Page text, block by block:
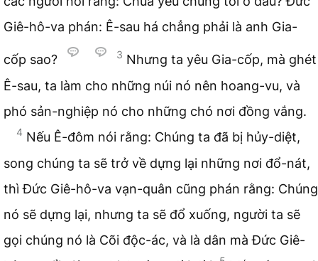
Giê-hô-va phán: Ê-sau há chẳng phải là anh Gia-
cốp sao? 3 Nhưng ta yêu Gia-cốp, mà ghét
Ê-sau, ta làm cho những núi nó nên hoang-vu, và
phó sản-nghiệp nó cho những chó nơi đồng vắng.
4 Nếu Ê-đôm nói rằng: Chúng ta đã bị hủy-diệt,
song chúng ta sẽ trở về dựng lại những nơi đổ-nát,
thì Đức Giê-hô-va vạn-quân cũng phán rằng: Chúng
nó sẽ dựng lại, nhưng ta sẽ đổ xuống, người ta sẽ
gọi chúng nó là Cõi độc-ác, và là dân mà Đức Giê-